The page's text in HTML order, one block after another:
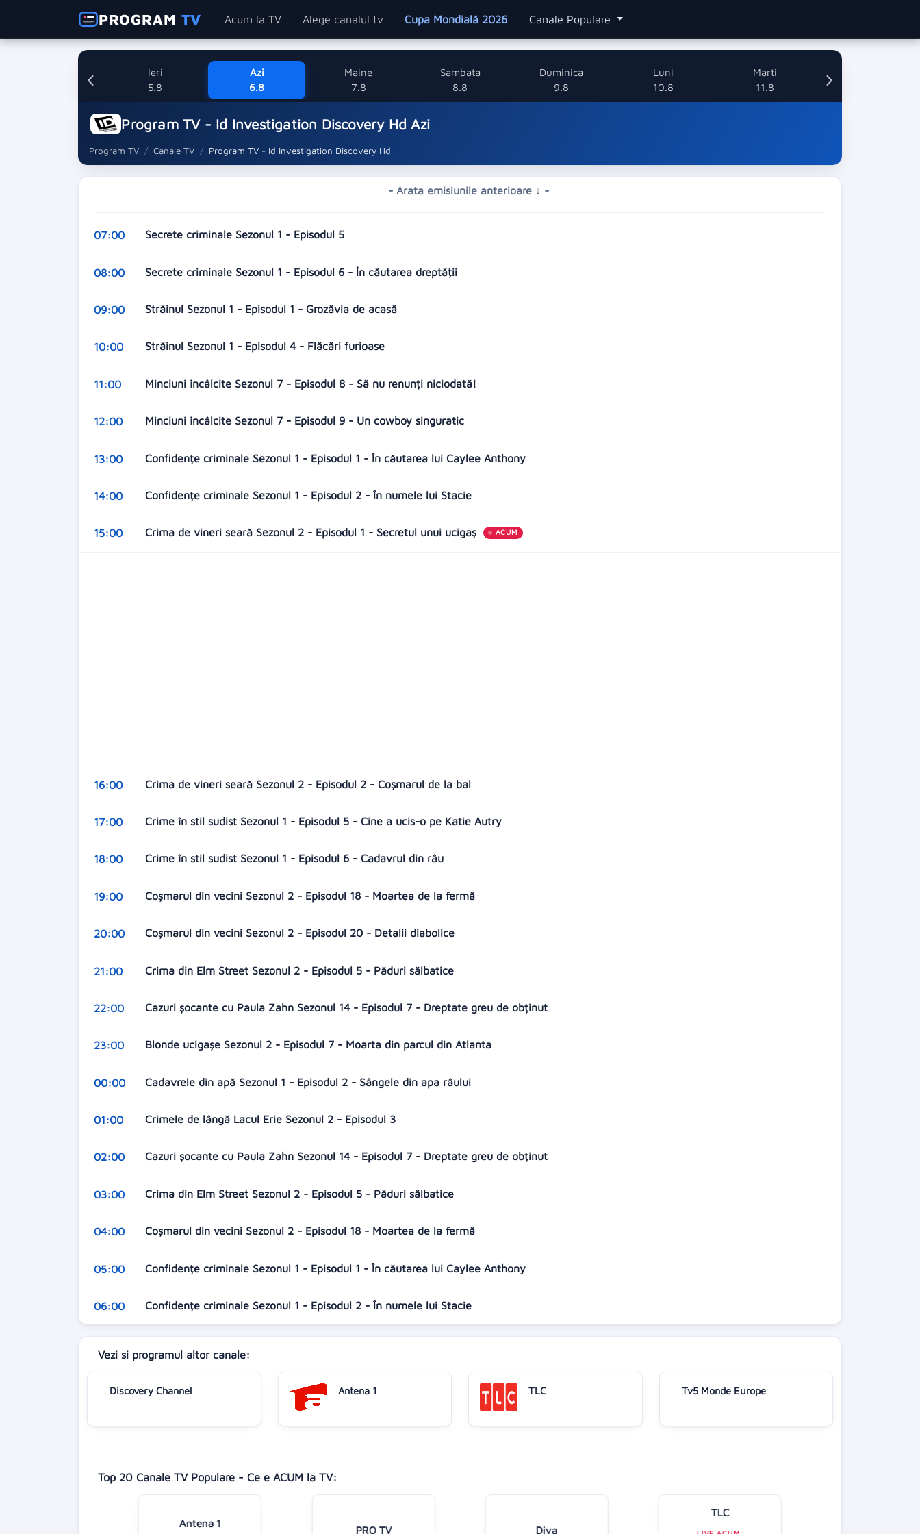
PROGRAMTV Acum la TV Alege canalul tv Cupa Mondială 2026 Canale Populare
Ieri
5.8
Azi
6.8
Maine
7.8
Sambata
8.8
Duminica
9.8
Luni
10.8
Marti
11.8
Program TV - Id Investigation Discovery Hd Azi
Program TV Canale TV Program TV - Id Investigation Discovery Hd
- Arata emisiunile anterioare ↓ -
07:00 Secrete criminale Sezonul 1 - Episodul 5
08:00 Secrete criminale Sezonul 1 - Episodul 6 - În căutarea dreptății
09:00 Străinul Sezonul 1 - Episodul 1 - Grozăvia de acasă
10:00 Străinul Sezonul 1 - Episodul 4 - Flăcări furioase
11:00 Minciuni încâlcite Sezonul 7 - Episodul 8 - Să nu renunți niciodată!
12:00 Minciuni încâlcite Sezonul 7 - Episodul 9 - Un cowboy singuratic
13:00 Confidențe criminale Sezonul 1 - Episodul 1 - În căutarea lui Caylee Anthony
14:00 Confidențe criminale Sezonul 1 - Episodul 2 - În numele lui Stacie
15:00 Crima de vineri seară Sezonul 2 - Episodul 1 - Secretul unui ucigaș ACUM
16:00 Crima de vineri seară Sezonul 2 - Episodul 2 - Coșmarul de la bal
17:00 Crime în stil sudist Sezonul 1 - Episodul 5 - Cine a ucis-o pe Katie Autry
18:00 Crime în stil sudist Sezonul 1 - Episodul 6 - Cadavrul din râu
19:00 Coşmarul din vecini Sezonul 2 - Episodul 18 - Moartea de la fermă
20:00 Coşmarul din vecini Sezonul 2 - Episodul 20 - Detalii diabolice
21:00 Crima din Elm Street Sezonul 2 - Episodul 5 - Păduri sălbatice
22:00 Cazuri şocante cu Paula Zahn Sezonul 14 - Episodul 7 - Dreptate greu de obținut
23:00 Blonde ucigașe Sezonul 2 - Episodul 7 - Moarta din parcul din Atlanta
00:00 Cadavrele din apă Sezonul 1 - Episodul 2 - Sângele din apa râului
01:00 Crimele de lângă Lacul Erie Sezonul 2 - Episodul 3
02:00 Cazuri şocante cu Paula Zahn Sezonul 14 - Episodul 7 - Dreptate greu de obținut
03:00 Crima din Elm Street Sezonul 2 - Episodul 5 - Păduri sălbatice
04:00 Coşmarul din vecini Sezonul 2 - Episodul 18 - Moartea de la fermă
05:00 Confidențe criminale Sezonul 1 - Episodul 1 - În căutarea lui Caylee Anthony
06:00 Confidențe criminale Sezonul 1 - Episodul 2 - În numele lui Stacie
Vezi si programul altor canale:
Discovery Channel Antena 1 TLC Tv5 Monde Europe
Top 20 Canale TV Populare - Ce e ACUM la TV:
Antena 1
PRO TV Diva
TLC